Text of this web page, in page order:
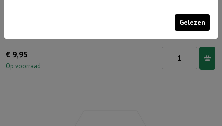
Muurcirkel Groen 25 cm – Uit het water van de doop
€ 9,95
Op voorraad
Gelezen